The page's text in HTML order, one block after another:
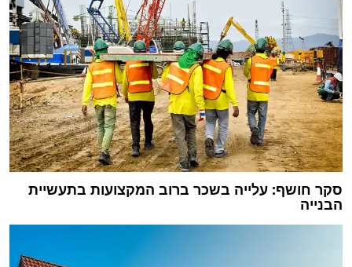
סקר חושף: עלייה בשכר ברוב המקצועות בתעשיית
הבנייה